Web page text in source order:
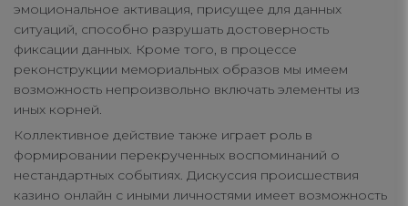
эмоциональное активация, присущее для данных
ситуаций, способно разрушать достоверность
фиксации данных. Кроме того, в процессе
реконструкции мемориальных образов мы имеем
возможность непроизвольно включать элементы из
иных корней.
Коллективное действие также играет роль в
формировании перекрученных воспоминаний о
нестандартных событиях. Дискуссия происшествия
казино онлайн с иными личностями имеет возможность